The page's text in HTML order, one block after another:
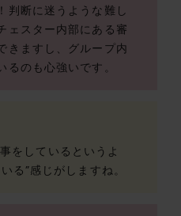
判断に迷うような難し
ェスター内部にある審
きますし、グループ内
のも心強いです。
をしているというよ
る”感じがしますね。